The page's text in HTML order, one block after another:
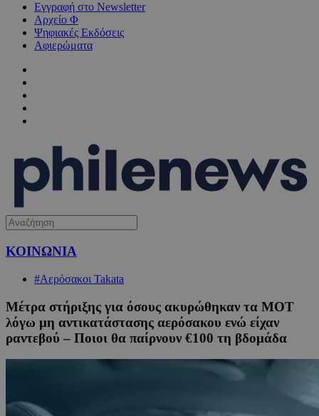
Εγγραφή στο Newsletter
Αρχείο Φ
Ψηφιακές Εκδόσεις
Αφιερώματα
ΚΟΙΝΩΝΙΑ
#Αερόσακοι Takata
Μέτρα στήριξης για όσους ακυρώθηκαν τα ΜΟΤ
λόγω μη αντικατάστασης αερόσακου ενώ είχαν
ραντεβού – Ποιοι θα παίρνουν €100 τη βδομάδα